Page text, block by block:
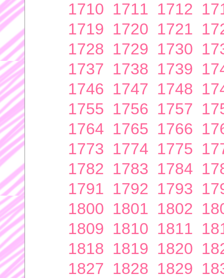
1710 1711 1712
1719 1720 1721
1728 1729 1730
1737 1738 1739
1746 1747 1748
1755 1756 1757
1764 1765 1766
1773 1774 1775
1782 1783 1784
1791 1792 1793
1800 1801 1802
1809 1810 1811
1818 1819 1820
1827 1828 1829